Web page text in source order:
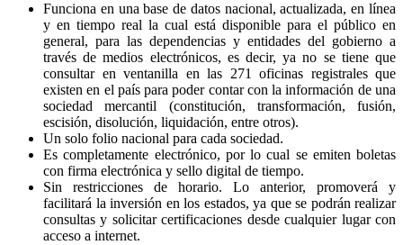
Funciona en una base de datos nacional, actualizada, en línea
y en tiempo real la cual está disponible para el público en
general, para las dependencias y entidades del gobierno a
través de medios electrónicos, es decir, ya no se tiene que
consultar en ventanilla en las 271 oficinas registrales que
existen en el país para poder contar con la información de una
sociedad mercantil (constitución, transformación, fusión,
escisión, disolución, liquidación, entre otros).
Un solo folio nacional para cada sociedad.
Es completamente electrónico, por lo cual se emiten boletas
con firma electrónica y sello digital de tiempo.
Sin restricciones de horario. Lo anterior, promoverá y
facilitará la inversión en los estados, ya que se podrán realizar
consultas y solicitar certificaciones desde cualquier lugar con
acceso a internet.